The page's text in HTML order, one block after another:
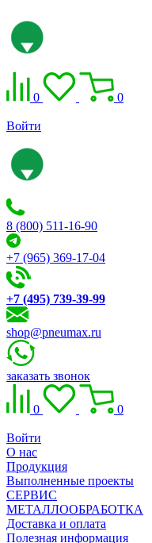
0 0
Войти
8 (800) 511-16-90
+7 (965) 369-17-04
+7 (495) 739-39-99
shop@pneumax.ru
заказать звонок
0 0
Войти
О нас
Продукция
Выполненные проекты
СЕРВИС
МЕТАЛЛООБРАБОТКА
Доставка и оплата
Полезная информация